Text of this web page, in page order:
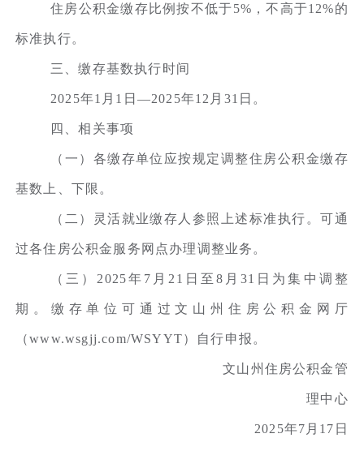
住房公积金缴存比例按不低于5%，不高于12%的
标准执行。
三、缴存基数执行时间
2025年1月1日—2025年12月31日。
四、相关事项
（一）各缴存单位应按规定调整住房公积金缴存
基数上、下限。
（二）灵活就业缴存人参照上述标准执行。可通
过各住房公积金服务网点办理调整业务。
（三）2025年7月21日至8月31日为集中调整
期。缴存单位可通过文山州住房公积金网厅
（www.wsgjj.com/WSYYT）自行申报。
文山州住房公积金管
理中心
2025年7月17日